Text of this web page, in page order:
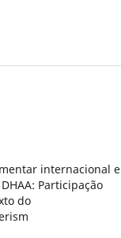
internacional e
Participação
do